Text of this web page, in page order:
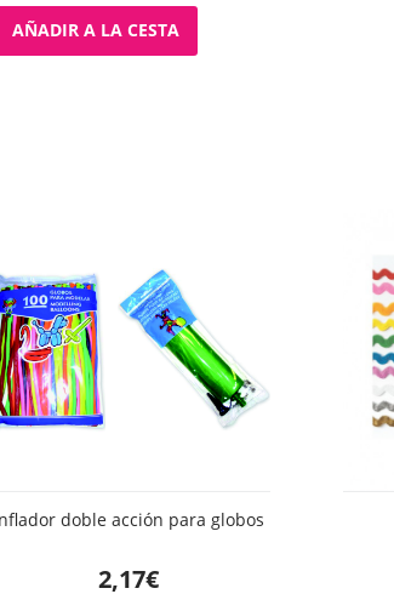
doble acción para globos
2,17€